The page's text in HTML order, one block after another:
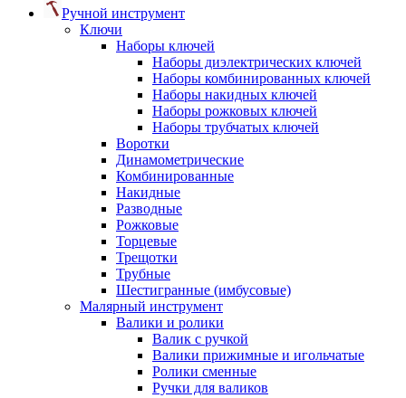
Ручной инструмент
Ключи
Наборы ключей
Наборы диэлектрических ключей
Наборы комбинированных ключей
Наборы накидных ключей
Наборы рожковых ключей
Наборы трубчатых ключей
Воротки
Динамометрические
Комбинированные
Накидные
Разводные
Рожковые
Торцевые
Трещотки
Трубные
Шестигранные (имбусовые)
Малярный инструмент
Валики и ролики
Валик с ручкой
Валики прижимные и игольчатые
Ролики сменные
Ручки для валиков